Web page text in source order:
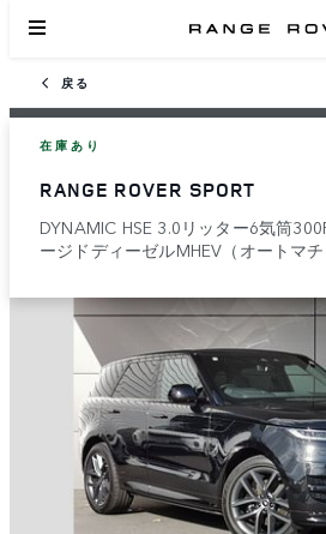
戻る
在庫あり
RANGE ROVER SPORT
DYNAMIC HSE 3.0リッター6気筒
ージドディーゼルMHEV（オートマチ